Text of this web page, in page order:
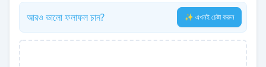
আরও ভালো ফলাফল চান? ✨ এখনই চেষ্টা করুন